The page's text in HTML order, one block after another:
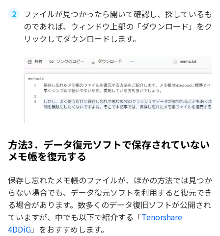
ファイルが見つかったら開いて確認し、探しているも
のであれば、ウィンドウ上部の「ダウンロード」をク
リックしてダウンロードします。
方法3．データ復元ソフトで保存されていない
メモ帳を復元する
保存し忘れたメモ帳のファイルが、ほかの方法では見つか
らない場合でも、データ復元ソフトを利用すると復元でき
る場合があります。数多くのデータ復旧ソフトが公開され
ていますが、中でも以下で紹介する「Tenorshare
4DDiG」をおすすめします。